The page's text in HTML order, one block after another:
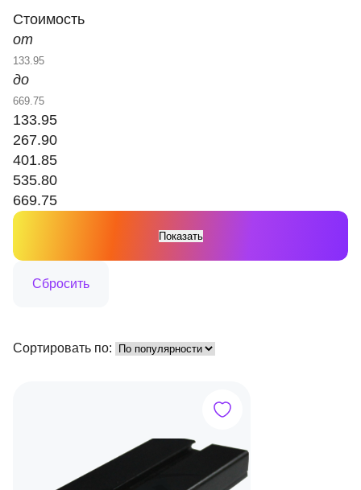
Стоимость
от
до
133.95
267.90
401.85
535.80
669.75
Сортировать по: